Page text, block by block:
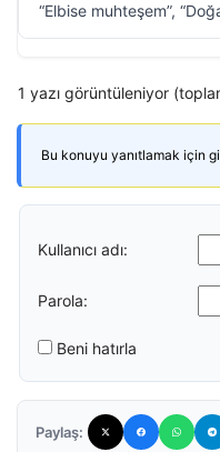
“Elbise muhteşem”,
1 yazı görüntüleniyor
Bu konuyu yanıtlamak için
Kullanıcı adı:
Parola:
Beni hatırla
Paylaş: